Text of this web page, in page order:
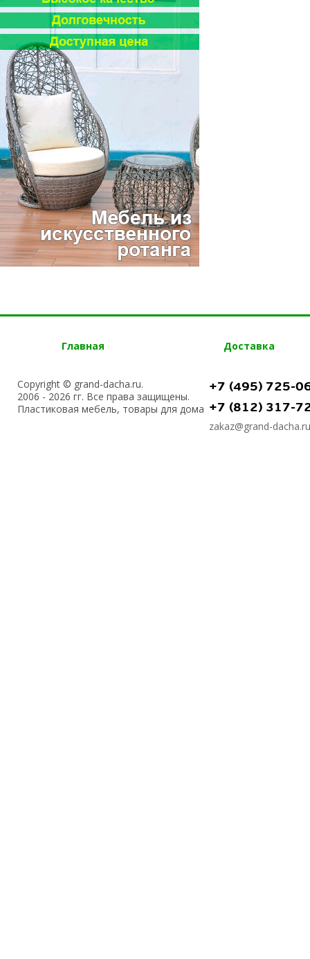
Главная Доставка
Copyright © grand-dacha.ru.
2006 - 2026 гг. Все права защищены.
Пластиковая мебель, товары для дома
+7 (495) 725-
+7 (812) 317-
zakaz@grand-dacha.ru